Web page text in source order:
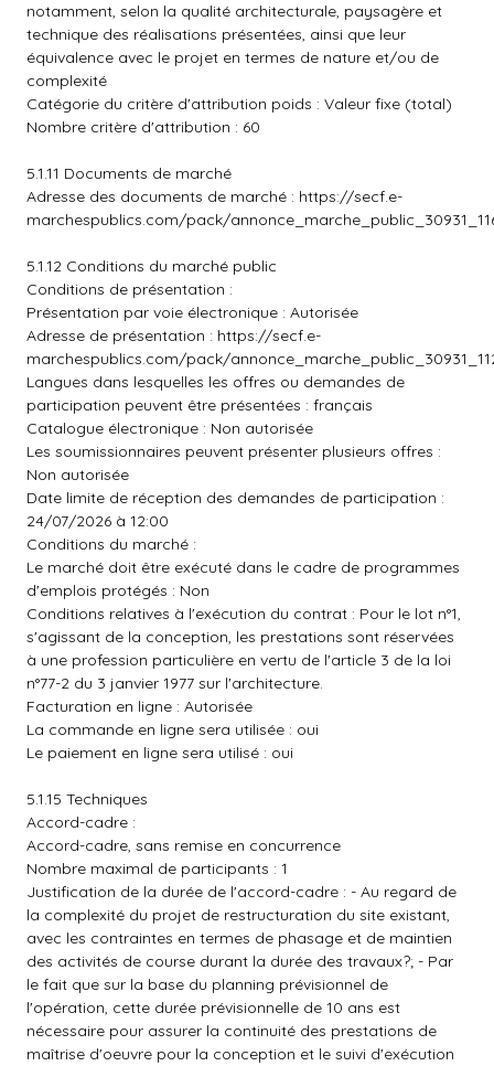
notamment, selon la qualité architecturale, paysagère et
technique des réalisations présentées, ainsi que leur
équivalence avec le projet en termes de nature et/ou de
complexité
Catégorie du critère d'attribution poids : Valeur fixe (total)
Nombre critère d'attribution : 60
5.1.11 Documents de marché
Adresse des documents de marché : https://secf.e-
marchespublics.com/pack/
5.1.12 Conditions du marché public
Conditions de présentation :
Présentation par voie électronique : Autorisée
Adresse de présentation : https://secf.e-
marchespublics.com/pack/
Langues dans lesquelles les offres ou demandes de
participation peuvent être présentées : français
Catalogue électronique : Non autorisée
Les soumissionnaires peuvent présenter plusieurs offres :
Non autorisée
Date limite de réception des demandes de participation :
24/07/2026 à 12:00
Conditions du marché :
Le marché doit être exécuté dans le cadre de programmes
d'emplois protégés : Non
Conditions relatives à l'exécution du contrat : Pour le lot n°1,
s'agissant de la conception, les prestations sont réservées
à une profession particulière en vertu de l'article 3 de la loi
n°77-2 du 3 janvier 1977 sur l'architecture.
Facturation en ligne : Autorisée
La commande en ligne sera utilisée : oui
Le paiement en ligne sera utilisé : oui
5.1.15 Techniques
Accord-cadre :
Accord-cadre, sans remise en concurrence
Nombre maximal de participants : 1
Justification de la durée de l'accord-cadre : - Au regard de
la complexité du projet de restructuration du site existant,
avec les contraintes en termes de phasage et de maintien
des activités de course durant la durée des travaux?; - Par
le fait que sur la base du planning prévisionnel de
l'opération, cette durée prévisionnelle de 10 ans est
nécessaire pour assurer la continuité des prestations de
maîtrise d'oeuvre pour la conception et le suivi d'exécution